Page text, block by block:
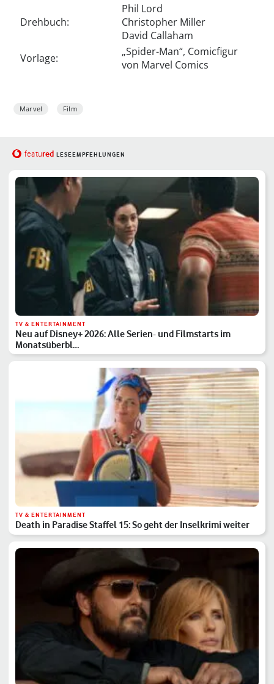
Drehbuch:
Phil Lord
Christopher Miller
David Callaham
Vorlage:
„Spider-Man“, Comicfigur
von Marvel Comics
Marvel Film
featured LESEEMPFEHLUNGEN
TV & ENTERTAINMENT
Neu auf Disney+ 2026: Alle Serien- und Filmstarts im
Monatsüberbl…
TV & ENTERTAINMENT
Death in Paradise Staffel 15: So geht der Inselkrimi weiter